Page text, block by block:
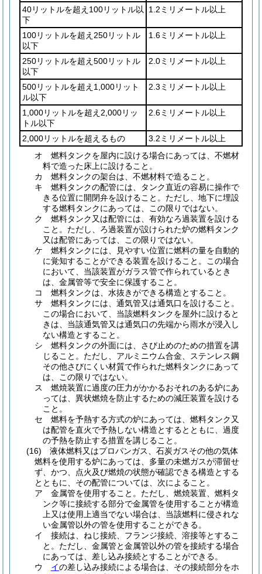
40リットルを超え100リットル以
下
1.2ミリメートル以上
100リットルを超え250リットル
以下
1.6ミリメートル以上
250リットルを超え500リットル
以下
2.0ミリメートル以上
500リットルを超え1,000リット
ル以下
2.3ミリメートル以上
1,000リットルを超え2,000リッ
トル以下
2.6ミリメートル以上
2,000リットルを超えるもの
3.2ミリメートル以上
オ
燃料タンクを屋内に設ける場合にあっては、不燃材
料で造った床上に設けること。
カ
燃料タンクの架台は、不燃材料で造ること。
キ
燃料タンクの配管には、タンク直近の容易に操作で
きる位置に開閉弁を設けること。 ただし、地下に埋設
する燃料タンクにあっては、この限りではない。
ク
燃料タンク又は配管には、有効なろ過装置を設ける
こと。 ただし、ろ過装置が設けられた炉の燃料タンク
又は配管にあっては、この限りではない。
ケ
燃料タンクには、見やすい位置に燃料の量を自動的
に覚知することができる装置を設けること。
この場合
において、当該装置がガラス管で作られているとき
は、金属管等で安全に保護すること。
コ
燃料タンクは、水抜きができる構造とすること。
サ
燃料タンクには、通気管又は通気口を設けること。
この場合において、当該燃料タンクを屋外に設けると
きは、当該通気管又は通気口の先端から雨水が浸入し
ない構造とすること。
シ
燃料タンクの外面には、さび止めのための措置を講
じること。 ただし、アルミニウム合金、ステンレス鋼
その他さびにくい材質で作られた燃料タンクにあって
は、この限りではない。
ス
燃焼装置に過度の圧力がかかるおそれのある炉にあ
っては、異状燃焼を防止するための減圧装置を設ける
こと。
セ
燃料を予熱する方式の炉にあっては、燃料タンク又
は配管を直火で予熱しない構造とするとともに、過度
の予熱を防止する措置を講じること。
(16)
液体燃料又はプロパンガス、石炭ガスその他の気体
燃料を使用する炉にあっては、多量の未燃ガスが滞留せ
ず、かつ、点火及び燃焼の状態が確認できる構造とする
とともに、その配管については、次によること。
ア
金属管を使用すること。 ただし、燃焼装置、燃料タ
ンク等に接続する部分で金属管を使用することが構造
上又は使用上適当でない場合は、当該燃料に侵されな
い金属管以外の管を使用することができる。
イ
接続は、ねじ接続、フランジ接続、溶接等とするこ
と。 ただし、金属管と金属管以外の管を接続する場合
にあっては、差し込み接続とすることができる。
ウ
イの差し込み接続による場合は、その接続部分をホ